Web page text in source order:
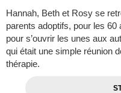
Hannah, Beth et Rosy se
parents adoptifs, pour les
pour s’ouvrir les unes aux
qui était une simple réunion
thérapie.